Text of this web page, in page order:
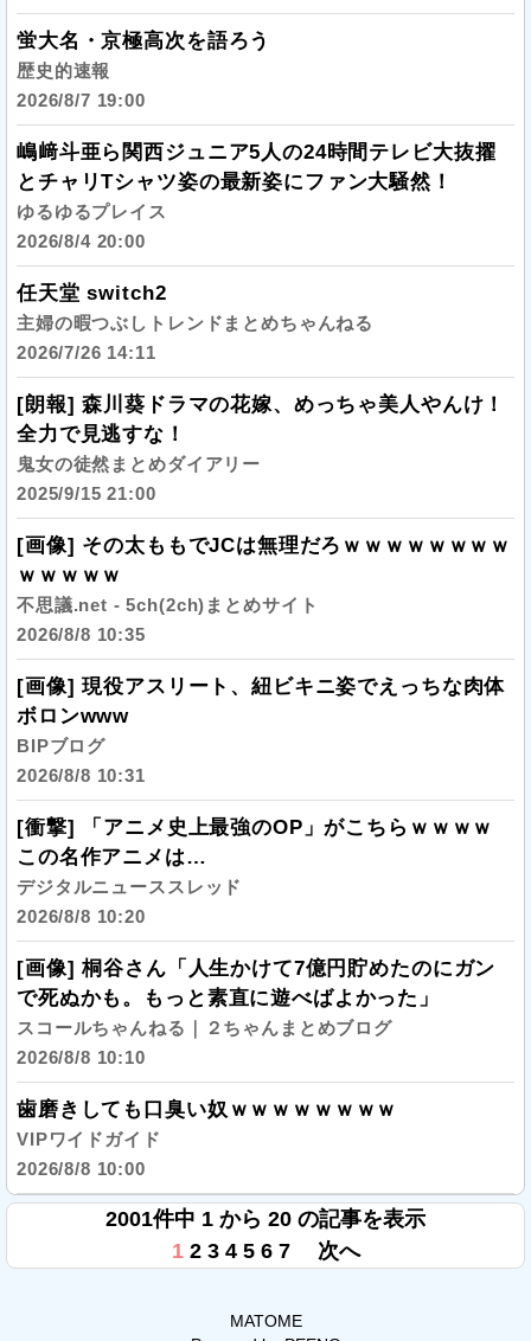
蛍大名・京極高次を語ろう
歴史的速報
2026/8/7 19:00
嶋﨑斗亜ら関西ジュニア5人の24時間テレビ大抜擢
とチャリTシャツ姿の最新姿にファン大騒然！
ゆるゆるプレイス
2026/8/4 20:00
任天堂 switch2
主婦の暇つぶしトレンドまとめちゃんねる
2026/7/26 14:11
[朗報] 森川葵ドラマの花嫁、めっちゃ美人やんけ！
全力で見逃すな！
鬼女の徒然まとめダイアリー
2025/9/15 21:00
[画像] その太ももでJCは無理だろｗｗｗｗｗｗｗｗ
ｗｗｗｗｗ
不思議.net - 5ch(2ch)まとめサイト
2026/8/8 10:35
[画像] 現役アスリート、紐ビキニ姿でえっちな肉体
ボロンwww
BIPブログ
2026/8/8 10:31
[衝撃] 「アニメ史上最強のOP」がこちらｗｗｗｗ
この名作アニメは…
デジタルニューススレッド
2026/8/8 10:20
[画像] 桐谷さん「人生かけて7億円貯めたのにガン
で死ぬかも。もっと素直に遊べばよかった」
スコールちゃんねる｜２ちゃんまとめブログ
2026/8/8 10:10
歯磨きしても口臭い奴ｗｗｗｗｗｗｗｗ
VIPワイドガイド
2026/8/8 10:00
2001件中 1 から 20 の記事を表示
1 2 3 4 5 6 7 次へ
MATOME